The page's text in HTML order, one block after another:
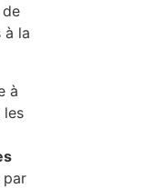
à la
à
les
par